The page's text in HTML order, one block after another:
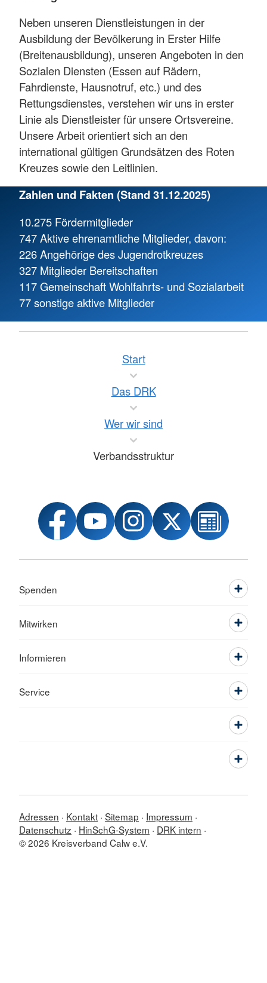
Neben unseren Dienstleistungen in der
Ausbildung der Bevölkerung in Erster Hilfe
(Breitenausbildung), unseren Angeboten in den
Sozialen Diensten (Essen auf Rädern,
Fahrdienste, Hausnotruf, etc.) und des
Rettungsdienstes, verstehen wir uns in erster
Linie als Dienstleister für unsere Ortsvereine.
Unsere Arbeit orientiert sich an den
international gültigen Grundsätzen des Roten
Kreuzes sowie den Leitlinien.
Zahlen und Fakten (Stand 31.12.2025)
10.275 Fördermitglieder
747 Aktive ehrenamtliche Mitglieder, davon:
226 Angehörige des Jugendrotkreuzes
327 Mitglieder Bereitschaften
117 Gemeinschaft Wohlfahrts- und Sozialarbeit
77 sonstige aktive Mitglieder
Start
Das DRK
Wer wir sind
Verbandsstruktur
Spenden
Mitwirken
Informieren
Service
Adressen Kontakt Sitemap
Impressum
Datenschutz
HinSchG-System
DRK intern
© 2026 Kreisverband Calw e.V.